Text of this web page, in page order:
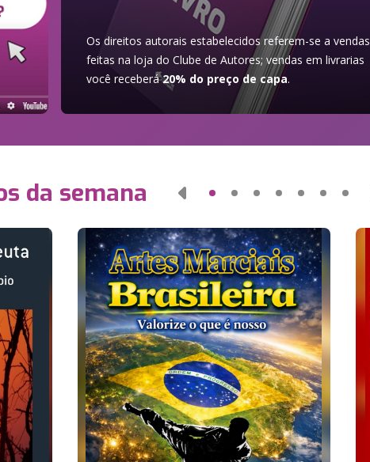
Os direitos autorais estabelecidos referem-se a vendas
feitas na loja do Clube de Autores; vendas em livrarias
você receberá20% do preço de capa.
da semana